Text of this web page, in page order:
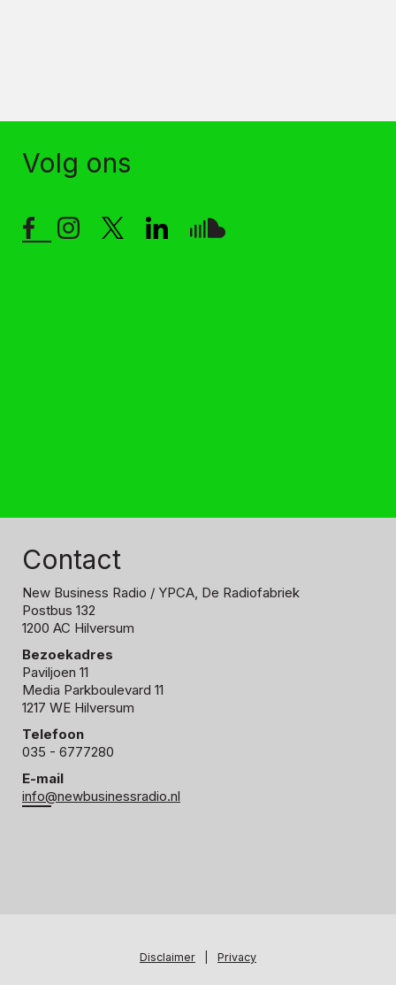
Volg ons
Contact
New Business Radio / YPCA, De Radiofabriek
Postbus 132
1200 AC Hilversum
Bezoekadres
Paviljoen 11
Media Parkboulevard 11
1217 WE Hilversum
Telefoon
035 - 6777280
E-mail
info@newbusinessradio.nl
Disclaimer Privacy